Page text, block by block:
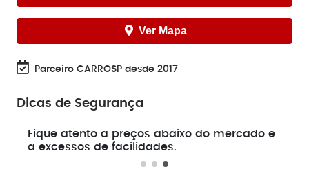
Ver Mapa
Parceiro CARROSP desde 2017
Dicas de Segurança
Fique atento a preços abaixo do mercado e
a excessos de facilidades.